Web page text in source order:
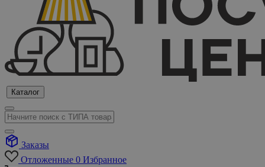
Каталог
Заказы
Отложенные 0 Избранное